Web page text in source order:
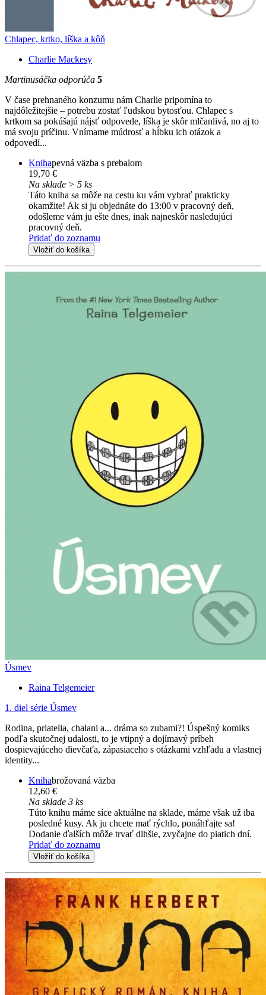
Chlapec, krtko, líška a kôň
Charlie Mackesy
Martinusáčka odporúča 5
V čase prehnaného konzumu nám Charlie pripomína to
najdôležitejšie – potrebu zostať ľudskou bytosťou. Chlapec s
krtkom sa pokúšajú nájsť odpovede, líška je skôr mlčanlivá, no aj to
má svoju príčinu. Vnímame múdrosť a hĺbku ich otázok a
odpovedí...
Knihapevná väzba s prebalom
19,70 €
Na sklade > 5 ks
Táto kniha sa môže na cestu ku vám vybrať prakticky
okamžite! Ak si ju objednáte do 13:00 v pracovný deň,
odošleme vám ju ešte dnes, inak najneskôr nasledujúci
pracovný deň.
Pridať do zoznamu
Vložiť do košíka
Úsmev
Raina Telgemeier
1. diel série Úsmev
Rodina, priatelia, chalani a... dráma so zubami?! Úspešný komiks
podľa skutočnej udalosti, to je vtipný a dojímavý príbeh
dospievajúceho dievčaťa, zápasiaceho s otázkami vzhľadu a vlastnej
identity...
Knihabrožovaná väzba
12,60 €
Na sklade 3 ks
Túto knihu máme síce aktuálne na sklade, máme však už iba
posledné kusy. Ak ju chcete mať rýchlo, ponáhľajte sa!
Dodanie ďalších môže trvať dlhšie, zvyčajne do piatich dní.
Pridať do zoznamu
Vložiť do košíka